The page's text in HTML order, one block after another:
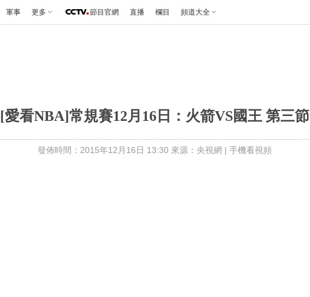
軍事 更多 節目官網 直播 欄目 頻道大全
[愛看NBA]常規賽12月16日：火箭VS國王 第三節
發佈時間：2015年12月16日 13:30 來源：央視網 | 手機看視頻